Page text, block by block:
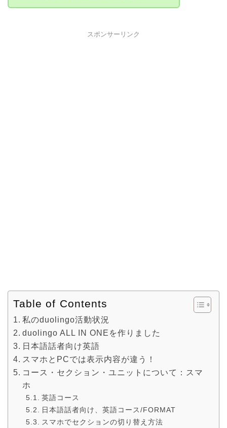
スポンサーリンク
Table of Contents
私のduolingo活動状況
duolingo ALL IN ONEを作りました
日本語話者向け英語
スマホとPCでは表示内容が違う！
コース・セクション・ユニットについて：スマ
ホ
英語コース
日本語話者向け、英語コース/FORMAT
スマホでセクションの切り替え方法